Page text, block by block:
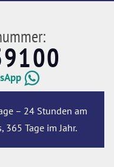
– 24 Stunden am
365 Tage im Jahr.